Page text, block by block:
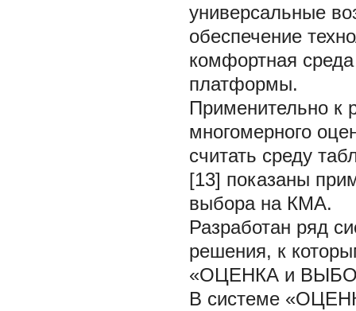
универсальные
обеспечение
комфортная
платформы.
Применительно к
многомерного
считать среду
[13] показаны
выбора на КМА.
Разработан ряд
решения, к
«ОЦЕНКА и
В системе